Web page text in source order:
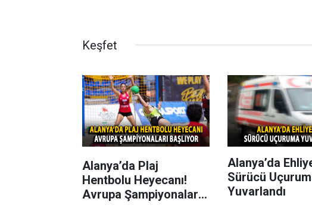
Keşfet
Alanya’da Plaj
Hentbolu Heyecanı!
Avrupa Şampiyonaları
Alanya’da
Sürücü
Yuvarlandı